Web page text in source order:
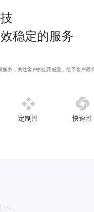
稳定的服务
服务，关注客户的使用感受，给予客户最
定制性 快速性